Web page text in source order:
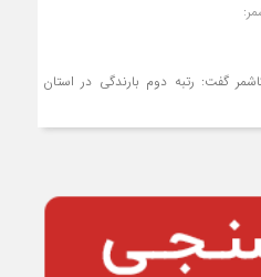
گفت: رتبه دوم بارندگی در استان